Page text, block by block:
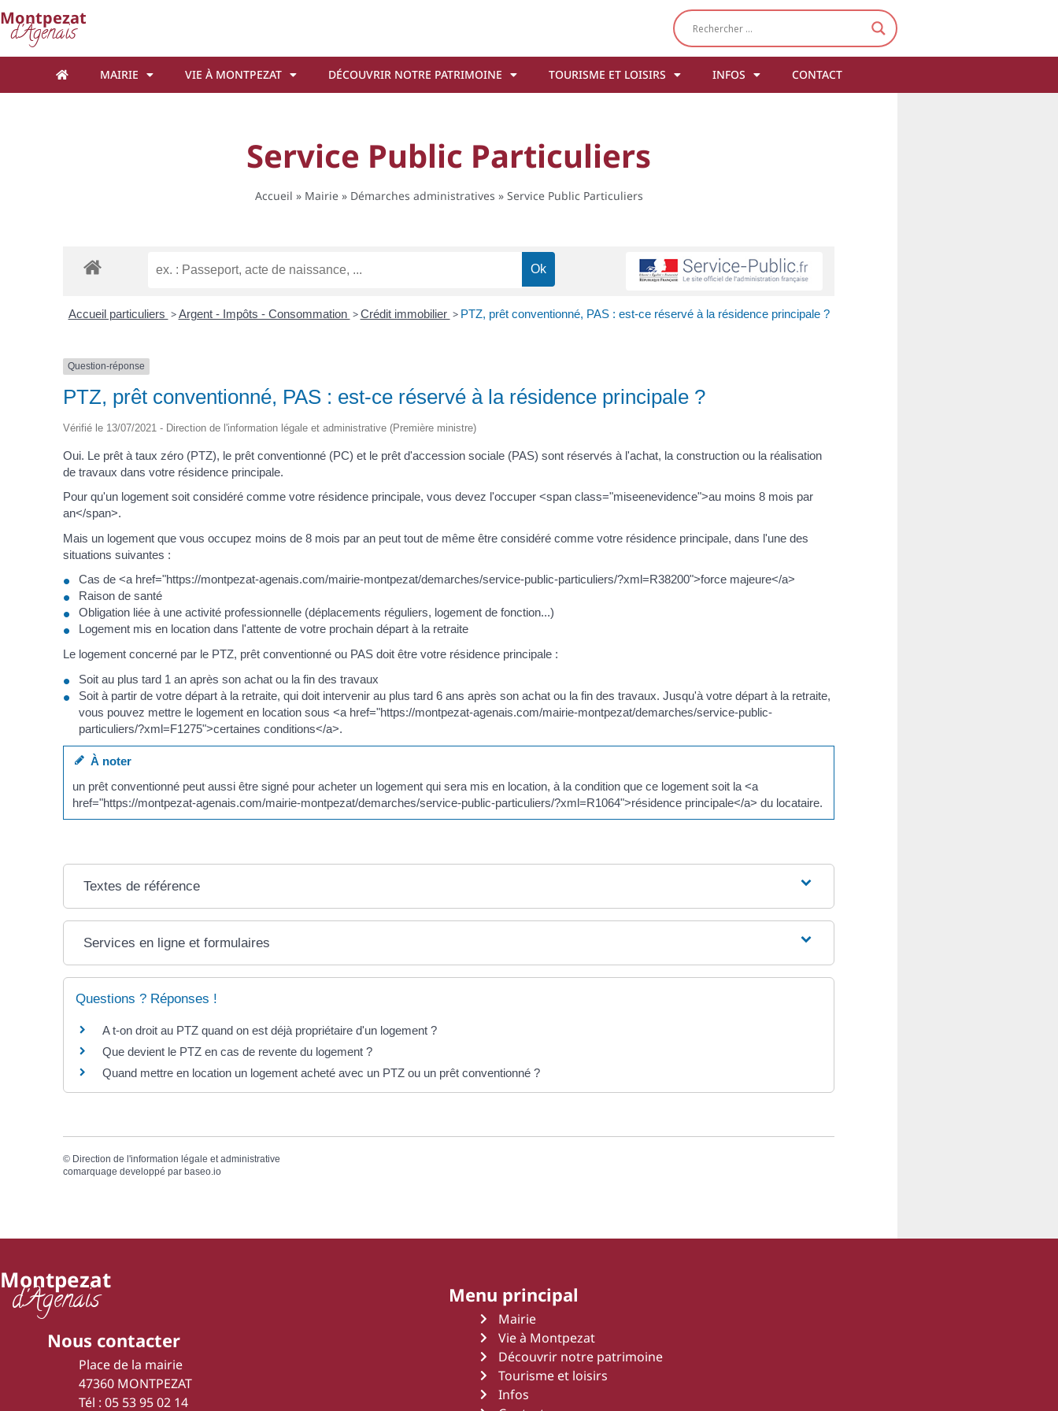
Montpezat
d'Agenais
MAIRIE VIE À MONTPEZAT DÉCOUVRIR NOTRE PATRIMOINE TOURISME ET LOISIRS INFOS CONTACT
Service Public Particuliers
Accueil » Mairie» Démarches administratives » Service Public Particuliers
Accueil particuliers > Argent - Impôts - Consommation > Crédit immobilier > PTZ, prêt conventionné, PAS : est-ce réservé à la résidence principale ?
Question-réponse
PTZ, prêt conventionné, PAS : est-ce réservé à la résidence principale ?
Vérifié le 13/07/2021 - Direction de l'information légale et administrative (Première ministre)
Oui. Le prêt à taux zéro (PTZ), le prêt conventionné (PC) et le prêt d'accession sociale (PAS) sont réservés à l'achat, la construction ou la réalisation
de travaux dans votre résidence principale.
Pour qu'un logement soit considéré comme votre résidence principale, vous devez l'occuper <span class="miseenevidence">au moins 8 mois par
an</span>.
Mais un logement que vous occupez moins de 8 mois par an peut tout de même être considéré comme votre résidence principale, dans l'une des
situations suivantes :
Cas de <a href="https://montpezat-agenais.com/mairie-montpezat/demarches/service-public-particuliers/?xml=R38200">force majeure</a>
Raison de santé
Obligation liée à une activité professionnelle (déplacements réguliers, logement de fonction...)
Logement mis en location dans l'attente de votre prochain départ à la retraite
Le logement concerné par le PTZ, prêt conventionné ou PAS doit être votre résidence principale :
Soit au plus tard 1 an après son achat ou la fin des travaux
Soit à partir de votre départ à la retraite, qui doit intervenir au plus tard 6 ans après son achat ou la fin des travaux. Jusqu'à votre départ à la retraite,
vous pouvez mettre le logement en location sous <a href="https://montpezat-agenais.com/mairie-montpezat/demarches/service-public-
particuliers/?xml=F1275">certaines conditions</a>.
À noter
un prêt conventionné peut aussi être signé pour acheter un logement qui sera mis en location, à la condition que ce logement soit la <a
href="https://montpezat-agenais.com/mairie-montpezat/demarches/service-public-particuliers/?xml=R1064">résidence principale</a> du locataire.
Textes de référence
Services en ligne et formulaires
Questions ? Réponses !
A t-on droit au PTZ quand on est déjà propriétaire d'un logement ?
Que devient le PTZ en cas de revente du logement ?
Quand mettre en location un logement acheté avec un PTZ ou un prêt conventionné ?
© Direction de l'information légale et administrative
comarquage developpé par baseo.io
Montpezat
d'Agenais
Nous contacter
Place de la mairie
47360 MONTPEZAT
Tél : 05 53 95 02 14
Menu principal
Mairie
Vie à Montpezat
Découvrir notre patrimoine
Tourisme et loisirs
Infos
Cookies management panel